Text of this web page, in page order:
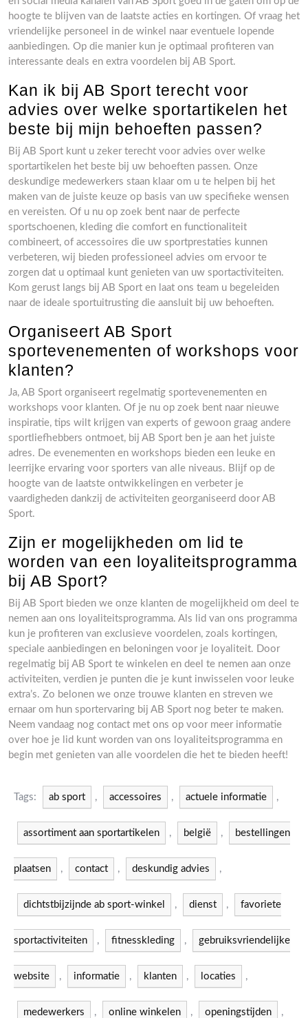
hoogte te blijven van de laatste acties en kortingen. Of vraag het
vriendelijke personeel in de winkel naar eventuele lopende
aanbiedingen. Op die manier kun je optimaal profiteren van
interessante deals en extra voordelen bij AB Sport.
Kan ik bij AB Sport terecht voor
advies over welke sportartikelen het
beste bij mijn behoeften passen?
Bij AB Sport kunt u zeker terecht voor advies over welke
sportartikelen het beste bij uw behoeften passen. Onze
deskundige medewerkers staan klaar om u te helpen bij het
maken van de juiste keuze op basis van uw specifieke wensen
en vereisten. Of u nu op zoek bent naar de perfecte
sportschoenen, kleding die comfort en functionaliteit
combineert, of accessoires die uw sportprestaties kunnen
verbeteren, wij bieden professioneel advies om ervoor te
zorgen dat u optimaal kunt genieten van uw sportactiviteiten.
Kom gerust langs bij AB Sport en laat ons team u begeleiden
naar de ideale sportuitrusting die aansluit bij uw behoeften.
Organiseert AB Sport
sportevenementen of workshops voor
klanten?
Ja, AB Sport organiseert regelmatig sportevenementen en
workshops voor klanten. Of je nu op zoek bent naar nieuwe
inspiratie, tips wilt krijgen van experts of gewoon graag andere
sportliefhebbers ontmoet, bij AB Sport ben je aan het juiste
adres. De evenementen en workshops bieden een leuke en
leerrijke ervaring voor sporters van alle niveaus. Blijf op de
hoogte van de laatste ontwikkelingen en verbeter je
vaardigheden dankzij de activiteiten georganiseerd door AB
Sport.
Zijn er mogelijkheden om lid te
worden van een loyaliteitsprogramma
bij AB Sport?
Bij AB Sport bieden we onze klanten de mogelijkheid om deel te
nemen aan ons loyaliteitsprogramma. Als lid van ons programma
kun je profiteren van exclusieve voordelen, zoals kortingen,
speciale aanbiedingen en beloningen voor je loyaliteit. Door
regelmatig bij AB Sport te winkelen en deel te nemen aan onze
activiteiten, verdien je punten die je kunt inwisselen voor leuke
extra’s. Zo belonen we onze trouwe klanten en streven we
ernaar om hun sportervaring bij AB Sport nog beter te maken.
Neem vandaag nog contact met ons op voor meer informatie
over hoe je lid kunt worden van ons loyaliteitsprogramma en
begin met genieten van alle voordelen die het te bieden heeft!
Tags: ab sport , accessoires , actuele informatie ,
assortiment aan sportartikelen , belgië , bestellingen
plaatsen , contact , deskundig advies ,
dichtstbijzijnde ab sport-winkel , dienst , favoriete
sportactiviteiten , fitnesskleding , gebruiksvriendelijke
website , informatie , klanten , locaties ,
medewerkers , online winkelen , openingstijden ,